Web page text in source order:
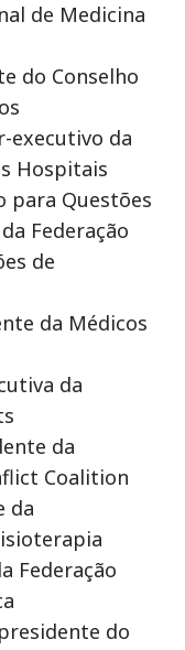
de Medicina
do Conselho
executivo da
Hospitais
para Questões
Federação
de
da Médicos
da
da
Coalition
da
Federação
do